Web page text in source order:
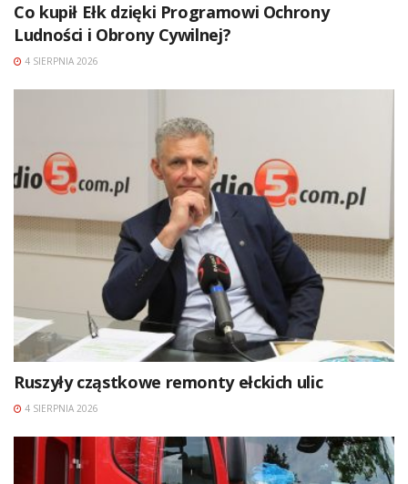
Co kupił Ełk dzięki Programowi Ochrony
Ludności i Obrony Cywilnej?
4 SIERPNIA 2026
Ruszyły cząstkowe remonty ełckich ulic
4 SIERPNIA 2026